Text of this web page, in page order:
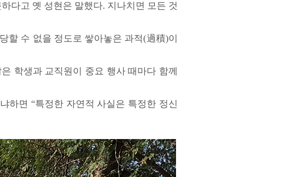
다고 옛 성현은 말했다. 지나치면 모든 것
할 수 없을 정도로 쌓아놓은 과적(過積)이
학생과 교직원이 중요 행사 때마다 함께
하면 “특정한 자연적 사실은 특정한 정신